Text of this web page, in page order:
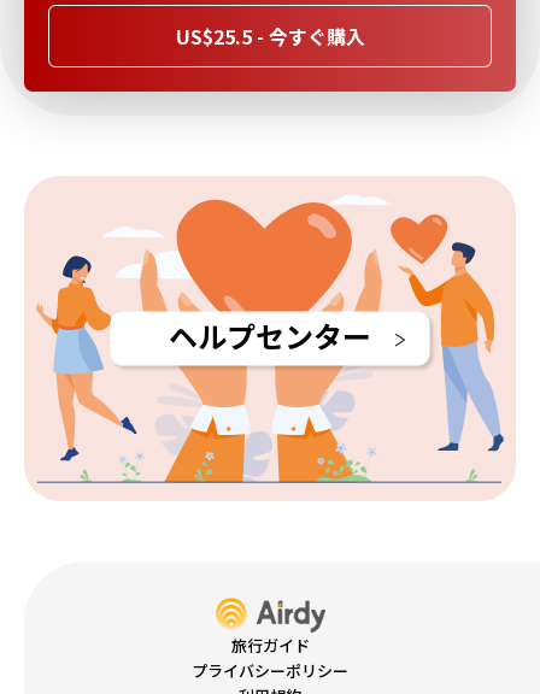
US$25.5 - 今すぐ購入
ヘルプセンター
旅行ガイド
プライバシーポリシー